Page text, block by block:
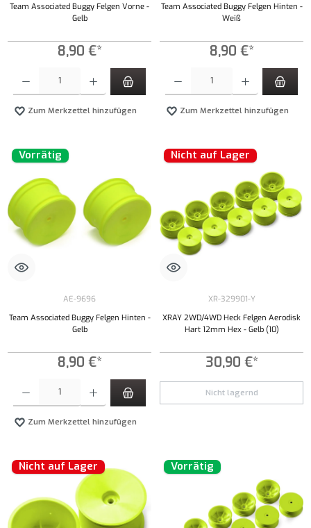
Team Associated Buggy Felgen Vorne -
Gelb
8,90 €*
Zum Merkzettel hinzufügen
Team Associated Buggy Felgen Hinten -
Weiß
8,90 €*
Zum Merkzettel hinzufügen
Vorrätig
AE-9696
Team Associated Buggy Felgen Hinten -
Gelb
8,90 €*
Produkt Anzahl: Gib den gewünschten Wert ein oder benutze die Schaltflächen um die
Zum Merkzettel hinzufügen
Nicht auf Lager
XR-329901-Y
XRAY 2WD/4WD Heck Felgen Aerodisk
Hart 12mm Hex - Gelb (10)
30,90 €*
Nicht lagernd
Nicht auf Lager Vorrätig